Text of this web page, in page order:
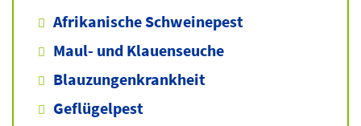
Afrikanische Schweinepest
Maul- und Klauenseuche
Blauzungenkrankheit
Geflügelpest